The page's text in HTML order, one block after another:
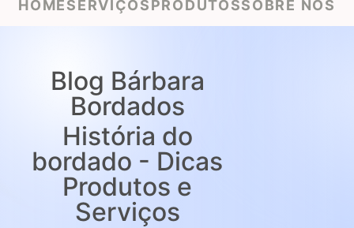
HOMESERVIÇOSPRODUTOSSOBRE NÓS
Blog Bárbara
Bordados
História do
bordado - Dicas
Produtos e
Serviços